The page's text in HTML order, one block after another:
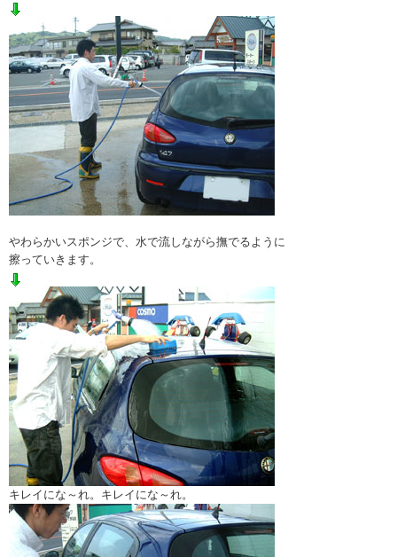
やわらかいスポンジで、水で流しながら撫でるように
擦っていきます。
キレイにな～れ。キレイにな～れ。